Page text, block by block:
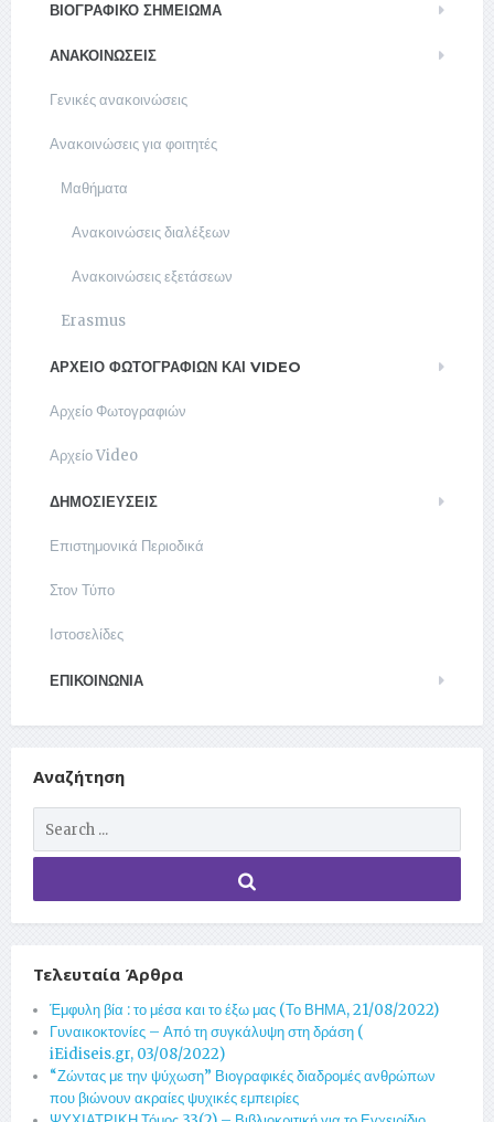
ΒΙΟΓΡΑΦΙΚΌ ΣΗΜΕΊΩΜΑ
ΑΝΑΚΟΙΝΏΣΕΙΣ
Γενικές ανακοινώσεις
Ανακοινώσεις για φοιτητές
Μαθήματα
Ανακοινώσεις διαλέξεων
Ανακοινώσεις εξετάσεων
Erasmus
ΑΡΧΕΊΟ ΦΩΤΟΓΡΑΦΙΏΝ ΚΑΙ VIDEO
Αρχείο Φωτογραφιών
Αρχείο Video
ΔΗΜΟΣΙΕΥΣΕΙΣ
Επιστημονικά Περιοδικά
Στον Τύπο
Ιστοσελίδες
ΕΠΙΚΟΙΝΩΝΊΑ
Αναζήτηση
Τελευταία Άρθρα
Έμφυλη βία : το μέσα και το έξω μας (Το ΒΗΜΑ, 21/08/2022)
Γυναικοκτονίες – Από τη συγκάλυψη στη δράση (
iEidiseis.gr, 03/08/2022)
“Ζώντας με την ψύχωση” Βιογραφικές διαδρομές ανθρώπων
που βιώνουν ακραίες ψυχικές εμπειρίες